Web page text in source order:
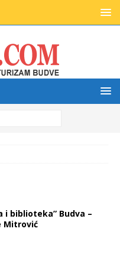
i biblioteka” Budva –
Mitrović